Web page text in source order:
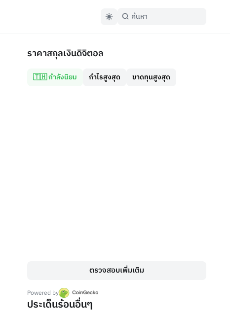
ราคาสกุลเงินดิจิตอล
🇹🇭 กำลังนิยม กำไรสูงสุด ขาดทุนสูงสุด
ตรวจสอบเพิ่มเติม
Powered by
ประเด็นร้อนอื่นๆ